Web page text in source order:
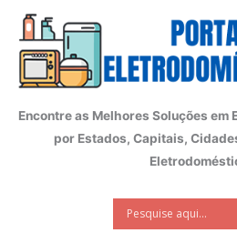
conteúdo
Encontre as Melhores Soluções
por Estados, Capitais,